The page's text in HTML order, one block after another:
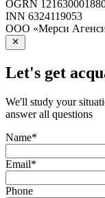
OGRN
INN 6324119053
ООО «Мерси
Let's get
We'll study your
answer all questions
Name*
Email*
Phone